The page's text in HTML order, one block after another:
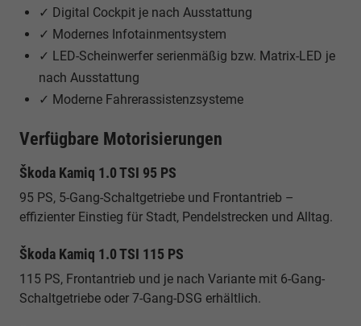
✓ Digital Cockpit je nach Ausstattung
✓ Modernes Infotainmentsystem
✓ LED-Scheinwerfer serienmäßig bzw. Matrix-LED je
nach Ausstattung
✓ Moderne Fahrerassistenzsysteme
Verfügbare Motorisierungen
Škoda Kamiq 1.0 TSI 95 PS
95 PS, 5-Gang-Schaltgetriebe und Frontantrieb –
effizienter Einstieg für Stadt, Pendelstrecken und Alltag.
Škoda Kamiq 1.0 TSI 115 PS
115 PS, Frontantrieb und je nach Variante mit 6-Gang-
Schaltgetriebe oder 7-Gang-DSG erhältlich.